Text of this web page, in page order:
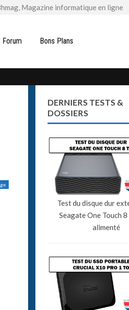
Forum Bons Plans
DERNIERS TESTS &
DOSSIERS
Test du disque dur
Seagate One Touch
alimenté